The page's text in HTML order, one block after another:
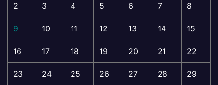
2 3 4 5 6 7 8
9 10 11 12 13 14 15
16 17 18 19 20 21 22
23 24 25 26 27 28 29